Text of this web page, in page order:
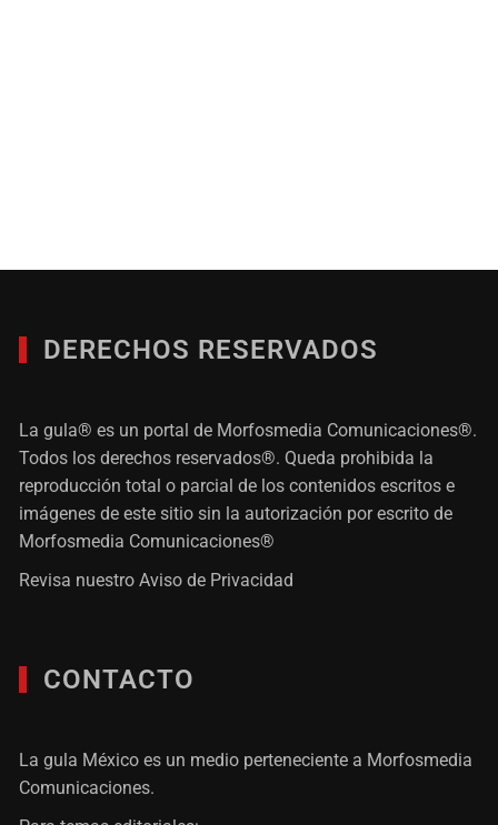
DERECHOS RESERVADOS
La gula® es un portal de Morfosmedia Comunicaciones®.
Todos los derechos reservados®. Queda prohibida la
reproducción total o parcial de los contenidos escritos e
imágenes de este sitio sin la autorización por escrito de
Morfosmedia Comunicaciones®
Revisa nuestroAviso de Privacidad
CONTACTO
La gula México es un medio perteneciente a Morfosmedia
Comunicaciones.